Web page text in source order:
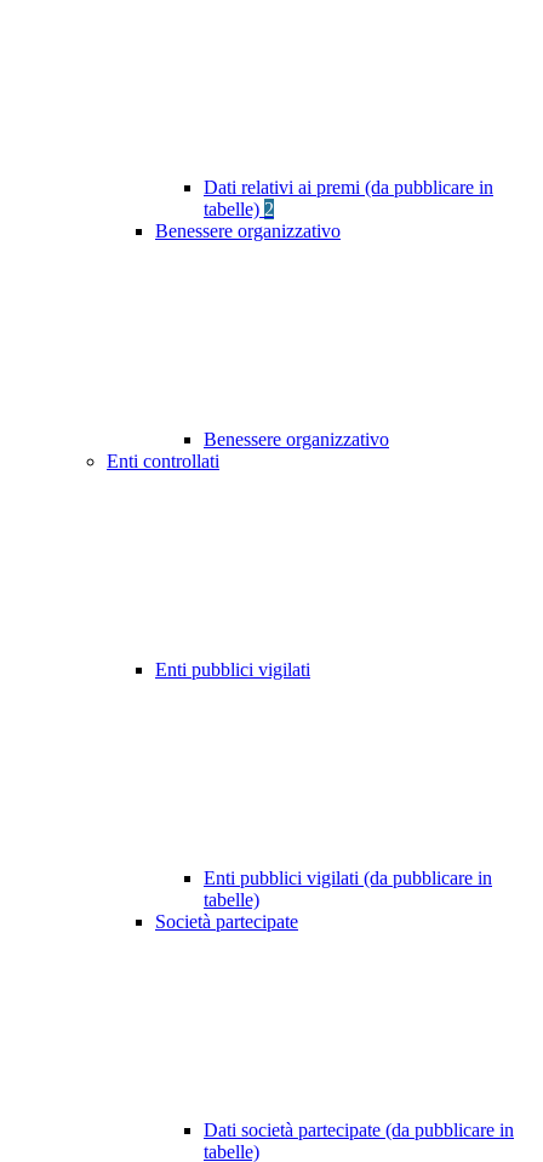
Dati relativi ai premi (da pubblicare in
tabelle) 2
Benessere organizzativo
Benessere organizzativo
Enti controllati
Enti pubblici vigilati
Enti pubblici vigilati (da pubblicare in
tabelle)
Società partecipate
Dati società partecipate (da pubblicare in
tabelle)